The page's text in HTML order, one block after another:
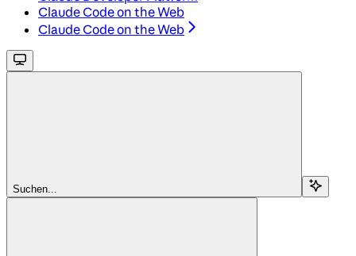
Claude Code on the Web
Claude Code on the Web
Suchen...